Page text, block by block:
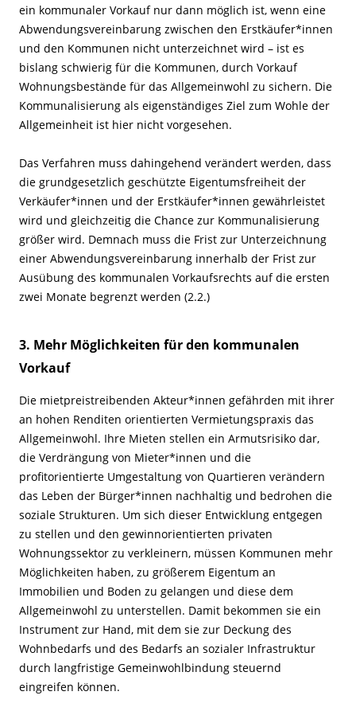
ein kommunaler Vorkauf nur dann möglich ist, wenn eine
Abwendungsvereinbarung zwischen den Erstkäufer*innen
und den Kommunen nicht unterzeichnet wird – ist es
bislang schwierig für die Kommunen, durch Vorkauf
Wohnungsbestände für das Allgemeinwohl zu sichern. Die
Kommunalisierung als eigenständiges Ziel zum Wohle der
Allgemeinheit ist hier nicht vorgesehen.
Das Verfahren muss dahingehend verändert werden, dass
die grundgesetzlich geschützte Eigentumsfreiheit der
Verkäufer*innen und der Erstkäufer*innen gewährleistet
wird und gleichzeitig die Chance zur Kommunalisierung
größer wird. Demnach muss die Frist zur Unterzeichnung
einer Abwendungsvereinbarung innerhalb der Frist zur
Ausübung des kommunalen Vorkaufsrechts auf die ersten
zwei Monate begrenzt werden (2.2.)
3. Mehr Möglichkeiten für den kommunalen
Vorkauf
Die mietpreistreibenden Akteur*innen gefährden mit ihrer
an hohen Renditen orientierten Vermietungspraxis das
Allgemeinwohl. Ihre Mieten stellen ein Armutsrisiko dar,
die Verdrängung von Mieter*innen und die
profitorientierte Umgestaltung von Quartieren verändern
das Leben der Bürger*innen nachhaltig und bedrohen die
soziale Strukturen. Um sich dieser Entwicklung entgegen
zu stellen und den gewinnorientierten privaten
Wohnungssektor zu verkleinern, müssen Kommunen mehr
Möglichkeiten haben, zu größerem Eigentum an
Immobilien und Boden zu gelangen und diese dem
Allgemeinwohl zu unterstellen. Damit bekommen sie ein
Instrument zur Hand, mit dem sie zur Deckung des
Wohnbedarfs und des Bedarfs an sozialer Infrastruktur
durch langfristige Gemeinwohlbindung steuernd
eingreifen können.